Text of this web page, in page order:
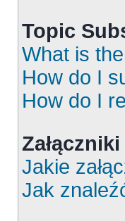
Topic
What is
How do I
How do I
Załączniki
Jakie
Jak